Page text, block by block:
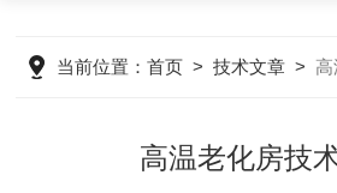
当前位置：首页 >技术文章 >
高温老化房技